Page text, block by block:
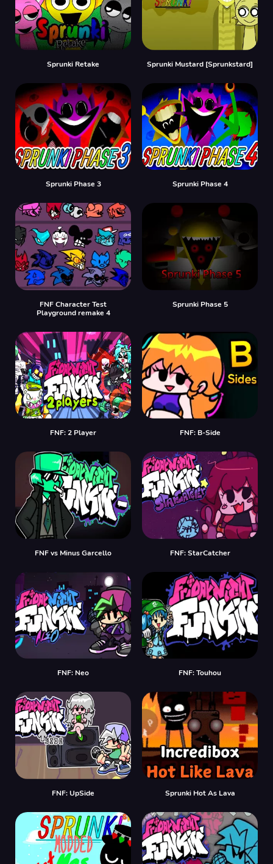
Sprunki Retake Sprunki Mustard [Sprunkstard]
Sprunki Phase 3 Sprunki Phase 4
FNF Character Test
Playground remake 4
Sprunki Phase 5
FNF: 2 Player FNF: B-Side
FNF vs Minus Garcello FNF: StarCatcher
FNF: Neo FNF: Touhou
FNF: UpSide Sprunki Hot As Lava